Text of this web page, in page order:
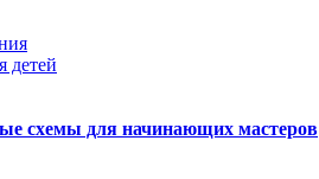
детей
схемы для начинающих мастеров